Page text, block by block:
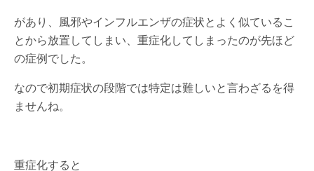
があり、風邪やインフルエンザの症状とよく似ているこ
とから放置してしまい、重症化してしまったのが先ほど
の症例でした。
なので初期症状の段階では特定は難しいと言わざるを得
ませんね。
重症化すると